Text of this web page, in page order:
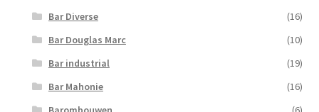
Bar Diverse
(16)
Bar Douglas Marc
(10)
Bar industrial
(19)
Bar Mahonie
(16)